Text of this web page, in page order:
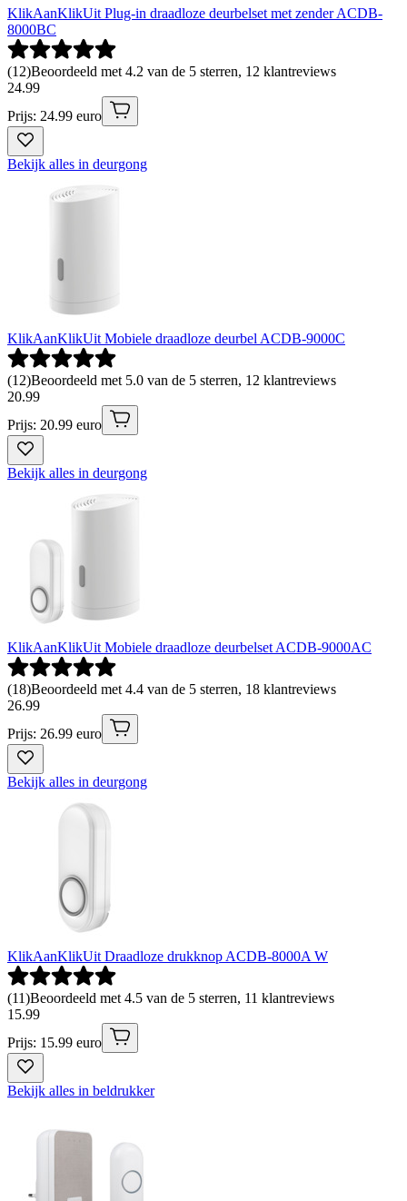
KlikAanKlikUit Plug-in draadloze deurbelset met zender ACDB-
8000BC
(12)Beoordeeld met 4.2 van de 5 sterren, 12 klantreviews
24.99
Prijs: 24.99 euro
Bekijk alles in deurgong
KlikAanKlikUit Mobiele draadloze deurbel ACDB-9000C
(12)Beoordeeld met 5.0 van de 5 sterren, 12 klantreviews
20.99
Prijs: 20.99 euro
Bekijk alles in deurgong
KlikAanKlikUit Mobiele draadloze deurbelset ACDB-9000AC
(18)Beoordeeld met 4.4 van de 5 sterren, 18 klantreviews
26.99
Prijs: 26.99 euro
Bekijk alles in deurgong
KlikAanKlikUit Draadloze drukknop ACDB-8000A W
(11)Beoordeeld met 4.5 van de 5 sterren, 11 klantreviews
15.99
Prijs: 15.99 euro
Bekijk alles in beldrukker